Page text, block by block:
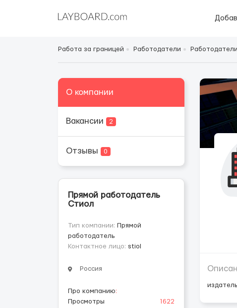
Работа за границей Работодатели
О компании
Вакансии 2
Отзывы 0
Прямой работодатель
Стиол
Тип компании: Прямой
работодатель
Контактное лицо: stiol
Россия
Про компанию:
Просмотры
1622